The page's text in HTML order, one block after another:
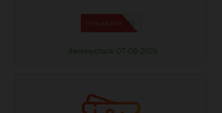
IFPYLM21
ПОКАЗАТИ
Закінчується: 07-08-2026